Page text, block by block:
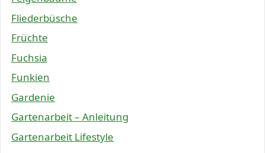
Fliederbüsche
Früchte
Fuchsia
Funkien
Gardenie
Gartenarbeit – Anleitung
Gartenarbeit Lifestyle